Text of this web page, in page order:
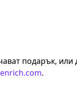
подарък, или
.